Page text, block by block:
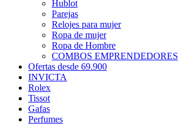
Hublot
Parejas
Relojes para mujer
Ropa de mujer
Ropa de Hombre
COMBOS EMPRENDEDORES
Ofertas desde 69.900
INVICTA
Rolex
Tissot
Gafas
Perfumes